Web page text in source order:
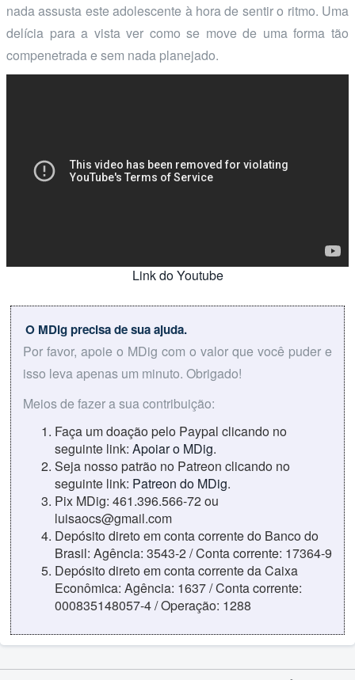
nada assusta este adolescente à hora de sentir o ritmo. Uma
delícia para a vista ver como se move de uma forma tão
compenetrada e sem nada planejado.
Link do Youtube
O MDig precisa de sua ajuda.
Por favor, apoie o MDig com o valor que você puder e
isso leva apenas um minuto. Obrigado!
Meios de fazer a sua contribuição:
Faça um doação pelo Paypal clicando no
seguinte link: Apoiar o MDig.
Seja nosso patrão no Patreon clicando no
seguinte link: Patreon do MDig.
Pix MDig: 461.396.566-72 ou
luisaocs@gmail.com
Depósito direto em conta corrente do Banco do
Brasil: Agência: 3543-2 / Conta corrente: 17364-9
Depósito direto em conta corrente da Caixa
Econômica: Agência: 1637 / Conta corrente:
000835148057-4 / Operação: 1288